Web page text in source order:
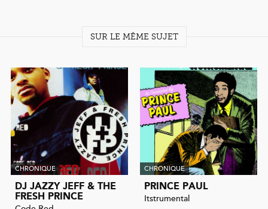
SUR LE MÊME SUJET
CHRONIQUE
DJ JAZZY JEFF & THE
FRESH PRINCE
CHRONIQUE
PRINCE PAUL
Itstrumental